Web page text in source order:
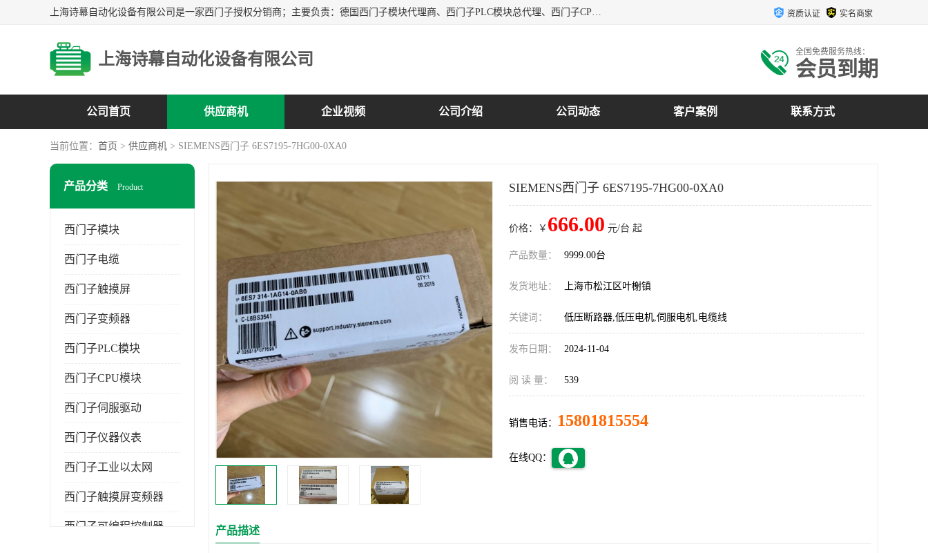
上海诗幕自动化设备有限公司是一家西门子授权分销商；主要负责：德国西门子模块代理商、西门子PLC模块总代理、西门子CPU模块代理商、西门子电缆代理、西门子触摸屏变频器总代理等专销售西门子各系列产品；实体公司，诚信经营，价格优势，品质保证，库存量大，供应！ 资质认证 实名商家
上海诗幕自动化设备有限公司 全国免费服务热线：
会员到期
公司首页 供应商机 企业视频 公司介绍 公司动态 客户案例 联系方式
当前位置： 首页 > 供应商机 > SIEMENS西门子 6ES7195-7HG00-0XA0
产品分类 Product
西门子模块
西门子电缆
西门子触摸屏
西门子变频器
西门子PLC模块
西门子CPU模块
西门子伺服驱动
西门子仪器仪表
西门子工业以太网
西门子触摸屏变频器
西门子可编程控制器
SIEMENS西门子 6ES7195-7HG00-0XA0
价格：￥ 666.00 元/台 起
产品数量： 9999.00台
发货地址： 上海市松江区叶榭镇
关键词： 低压断路器,低压电机,伺服电机,电缆线
发布日期： 2024-11-04
阅 读 量： 539
销售电话： 15801815554
在线QQ：
产品描述